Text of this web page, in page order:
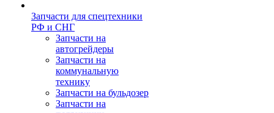
Запчасти для спецтехники
РФ и СНГ
Запчасти на
автогрейдеры
Запчасти на
коммунальную
технику
Запчасти на бульдозер
Запчасти на